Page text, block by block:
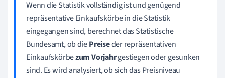
Wenn die Statistik vollständig ist und genügend
repräsentative Einkaufskörbe in die Statistik
eingegangen sind, berechnet das Statistische
Bundesamt, ob diePreiseder repräsentativen
Einkaufskörbezum Vorjahrgestiegen oder gesunken
sind. Es wird analysiert, ob sich das Preisniveau